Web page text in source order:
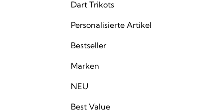
Dart Trikots
Personalisierte Artikel
Bestseller
Marken
NEU
Best Value